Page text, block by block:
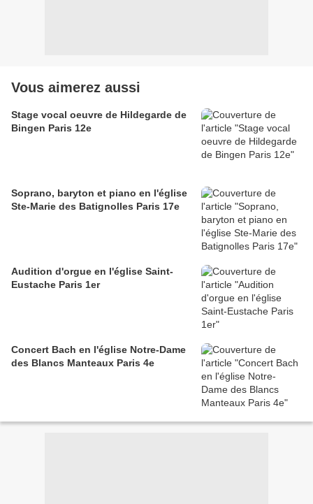
Vous aimerez aussi
Stage vocal oeuvre de Hildegarde de
Bingen Paris 12e
Soprano, baryton et piano en l'église
Ste-Marie des Batignolles Paris 17e
Audition d'orgue en l'église Saint-
Eustache Paris 1er
Concert Bach en l'église Notre-Dame
des Blancs Manteaux Paris 4e